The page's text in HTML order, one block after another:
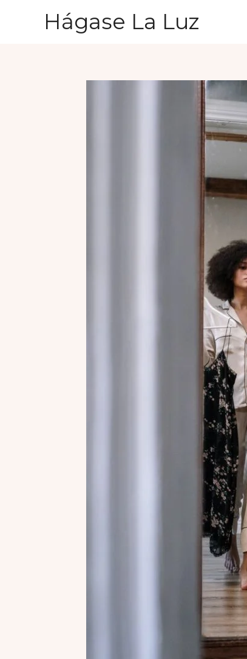
Hágase La Luz